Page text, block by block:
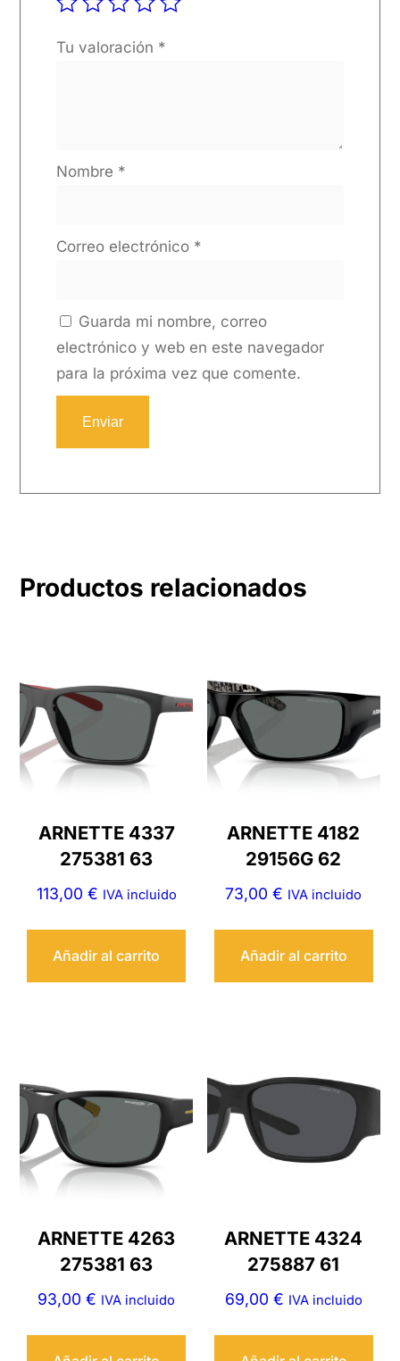
Tu valoración *
Nombre *
Correo electrónico *
Guarda mi nombre, correo
electrónico y web en este navegador
para la próxima vez que comente.
Productos relacionados
ARNETTE 4337
275381 63
113,00 € IVA incluido
Añadir al carrito
ARNETTE 4182
29156G 62
73,00€ IVA incluido
Añadir al carrito
ARNETTE 4263
275381 63
93,00€ IVA incluido
ARNETTE 4324
275887 61
69,00 € IVA incluido